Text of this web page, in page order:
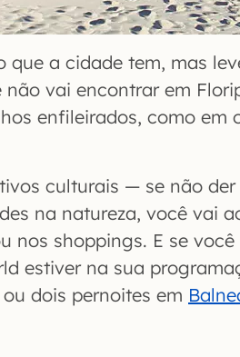
que a cidade tem, mas
vai encontrar em
enfileirados, como em
culturais — se não
na natureza, você vai
nos shoppings. E se
estiver na sua
dois pernoites em